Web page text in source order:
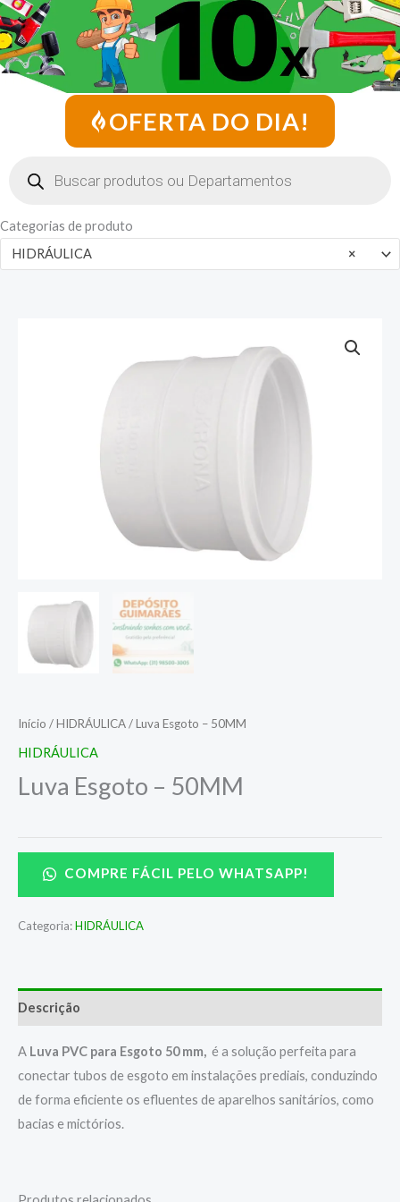
OFERTA DO DIA!
Categorias de produto
×
HIDRÁULICA
Início /HIDRÁULICA/ Luva Esgoto – 50MM
HIDRÁULICA
Luva Esgoto – 50MM
COMPRE FÁCIL PELO WHATSAPP!
Categoria:HIDRÁULICA
Descrição
A Luva PVC para Esgoto 50 mm, é a solução perfeita para
conectar tubos de esgoto em instalações prediais, conduzindo
de forma eficiente os efluentes de aparelhos sanitários, como
bacias e mictórios.